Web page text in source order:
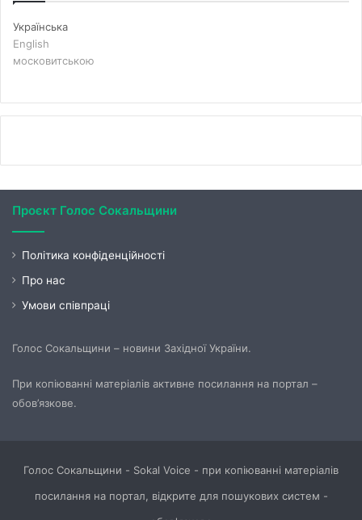
Українська
English
московитською
Проєкт Голос Сокальщини
Політика конфіденційності
Про нас
Умови співпраці
Голос Сокальщини – новини Західної України.
При копіюванні матеріалів активне посилання на портал –
обов’язкове.
Голос Сокальщини - Sokal Voice - при копіюванні матеріалів
посилання на портал, відкрите для пошукових систем -